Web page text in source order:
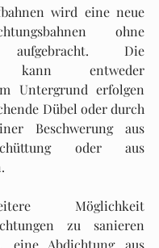
wird eine neue
ohne
aufgebracht. Die
kann entweder
Untergrund erfolgen
Dü­bel oder durch
Beschwerung aus
oder aus
Möglichkeit
zu sanieren